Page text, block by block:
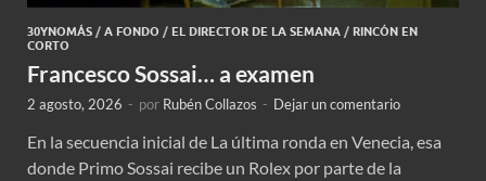
30YNOMÁS / A FONDO / EL DIRECTOR DE LA SEMANA / RINCÓN EN
CORTO
Francesco Sossai… a examen
2 agosto, 2026 - por Rubén Collazos - Dejar un comentario
En la secuencia inicial de La última ronda en Venecia, esa
donde Primo Sossai recibe un Rolex por parte de la